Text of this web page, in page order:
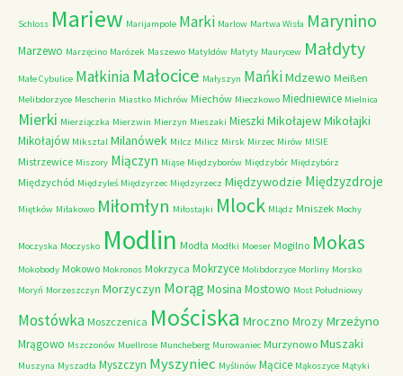
Schloss Mariew Marijampole Marki Marlow Martwa Wisła Marynino
Marzewo Marzęcino Marózek Maszewo Matyldów Matyty Maurycew Małdyty
Małe Cybulice Małkinia Małocice Małyszyn MańkiMdzewo Meißen
Melibdorzyce Mescherin Miastko Michrów Miechów Mieczkowo Miedniewice Mielnica
Mierki Mierziączka Mierzwin Mierzyn Mieszaki Mieszki MikołajewMikołajki
Mikołajów Miksztal Milanówek Milcz Milicz Mirsk Mirzec Mirów MISIE
Mistrzewice Miszory Miączyn Miąse Międzyborów Międzybór Międzybórz
Międzychód Międzyleś Międzyrzec Międzyrzecz Międzywodzie Międzyzdroje
Miętków Miłakowo Miłomłyn Miłostajki Mlock Mlądz Mniszek Mochy
Moczyska Moczysko Modlin Modła Modłki Moeser Mogilno Mokas
Mokobody Mokowo Mokronos Mokrzyca Mokrzyce Molibdorzyce Morliny Morsko
Moryń Morzeszczyn Morzyczyn MorągMosina Mostowo Most Południowy
Mostówka Moszczenica Mościska Mroczno Mrozy Mrzeżyno
Mrągowo Mszczonów Muellrose Muncheberg Murowaniec Murzynowo Muszaki
Muszyna Myszadła Myszczyn Myszyniec Myślinów Mącice Mąkoszyce Mątyki